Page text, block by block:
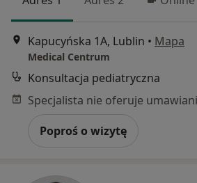
Kapucyńska 1A, Lublin • Mapa
Medical Centrum
Konsultacja pediatryczna
Poproś o wizytę